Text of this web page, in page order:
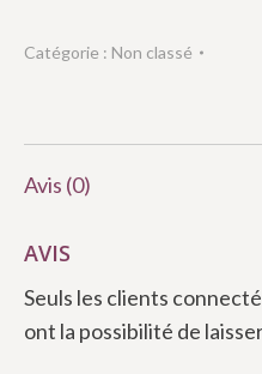
Catégorie : Non classé
Avis (0)
AVIS
Seuls les clients
ont la possibilité de